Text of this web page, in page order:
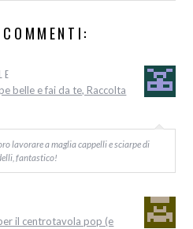
belle e fai da te, Raccolta
lavorare a maglia cappelli e sciarpe di
fantastico!
il centrotavola pop (e